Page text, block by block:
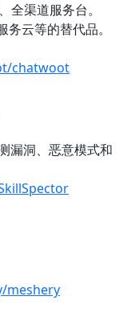
全渠道服务台。
云等的替代品。
chatwoot
漏洞、恶意模式和
meshery